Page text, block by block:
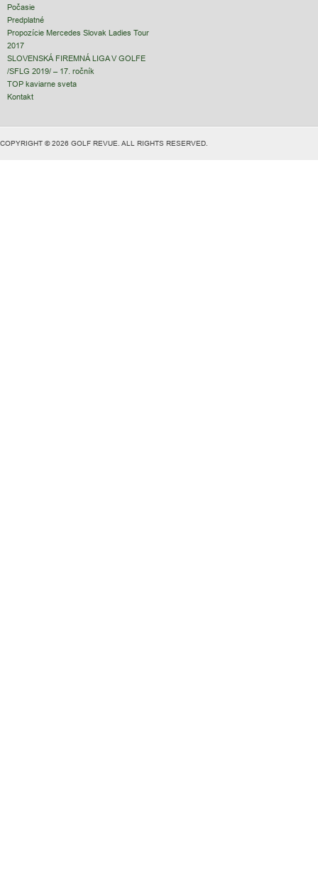
Počasie
Predplatné
Propozície Mercedes Slovak Ladies Tour
2017
SLOVENSKÁ FIREMNÁ LIGA V GOLFE
/SFLG 2019/ – 17. ročník
TOP kaviarne sveta
Kontakt
COPYRIGHT © 2026 GOLF REVUE. ALL RIGHTS RESERVED.